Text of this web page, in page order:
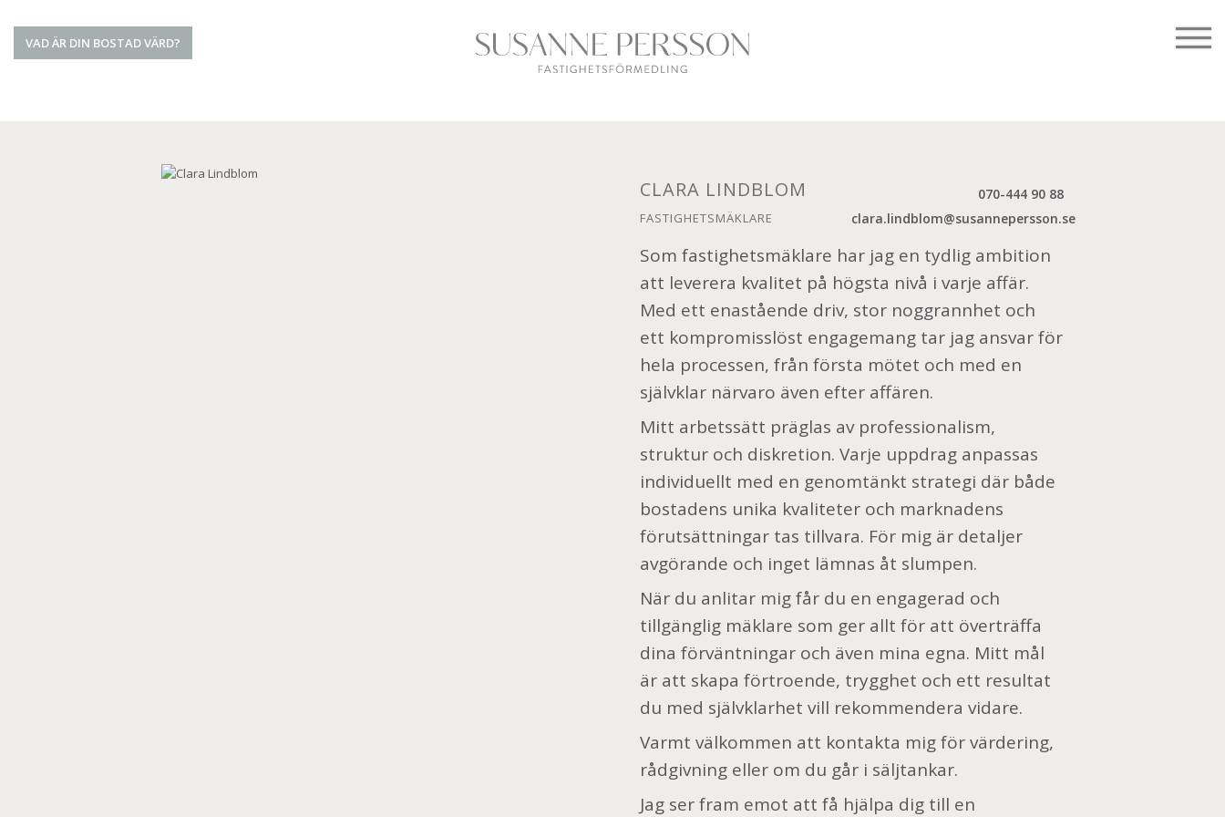
VAD ÄR DIN BOSTAD VÄRD?
CLARA LINDBLOM
FASTIGHETSMÄKLARE
070-444 90 88
clara.lindblom@susannepersson.se
Som fastighetsmäklare har jag en tydlig ambition
att leverera kvalitet på högsta nivå i varje affär.
Med ett enastående driv, stor noggrannhet och
ett kompromisslöst engagemang tar jag ansvar för
hela processen, från första mötet och med en
självklar närvaro även efter affären.
Mitt arbetssätt präglas av professionalism,
struktur och diskretion. Varje uppdrag anpassas
individuellt med en genomtänkt strategi där både
bostadens unika kvaliteter och marknadens
förutsättningar tas tillvara. För mig är detaljer
avgörande och inget lämnas åt slumpen.
När du anlitar mig får du en engagerad och
tillgänglig mäklare som ger allt för att överträffa
dina förväntningar och även mina egna. Mitt mål
är att skapa förtroende, trygghet och ett resultat
du med självklarhet vill rekommendera vidare.
Varmt välkommen att kontakta mig för värdering,
rådgivning eller om du går i säljtankar.
Jag ser fram emot att få hjälpa dig till en